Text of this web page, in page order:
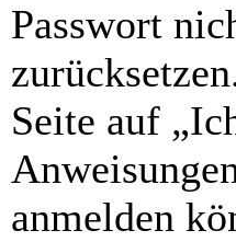
Passwort
Seite auf
anmelden